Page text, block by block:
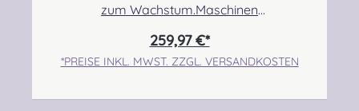
zum Wachstum.Maschinen
63,50cm-71,12cmHüfte: 73,66cm-
78,74cmLänge max.: 50,80cm+5,08cm Saum
259,97 €*
*PREISE INKL. MWST. ZZGL. VERSANDKOSTEN